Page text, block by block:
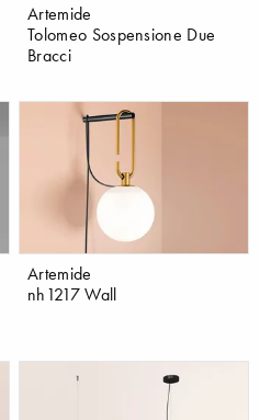
Artemide
Tolomeo Sospensione Due
Bracci
Artemide
nh1217 Wall